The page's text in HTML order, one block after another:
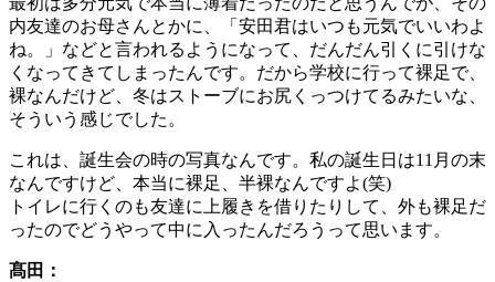
内友達のお母さんとかに、「安田君はいつも元気でいいわよ
ね。」などと言われるようになって、だんだん引くに引けな
くなってきてしまったんです。だから学校に行って裸足で、
裸なんだけど、冬はストーブにお尻くっつけてるみたいな、
そういう感じでした。
これは、誕生会の時の写真なんです。私の誕生日は11月の末
なんですけど、本当に裸足、半裸なんですよ(笑)
トイレに行くのも友達に上履きを借りたりして、外も裸足だ
ったのでどうやって中に入ったんだろうって思います。
髙田：